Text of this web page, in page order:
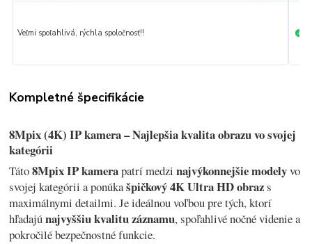
Veľmi spoľahlivá, rýchla spoločnosť!! +
Kompletné špecifikácie
8Mpix (4K) IP kamera – Najlepšia kvalita obrazu vo svojej
kategórii
Táto8Mpix IP kamerapatrí medzinajvýkonnejšie modelyvo
svojej kategórii a ponúkašpičkový 4K Ultra HD obrazs
maximálnymi detailmi. Je ideálnou voľbou pre tých, ktorí
hľadajúnajvyššiu kvalitu záznamu, spoľahlivé nočné videnie a
pokročilé bezpečnostné funkcie.